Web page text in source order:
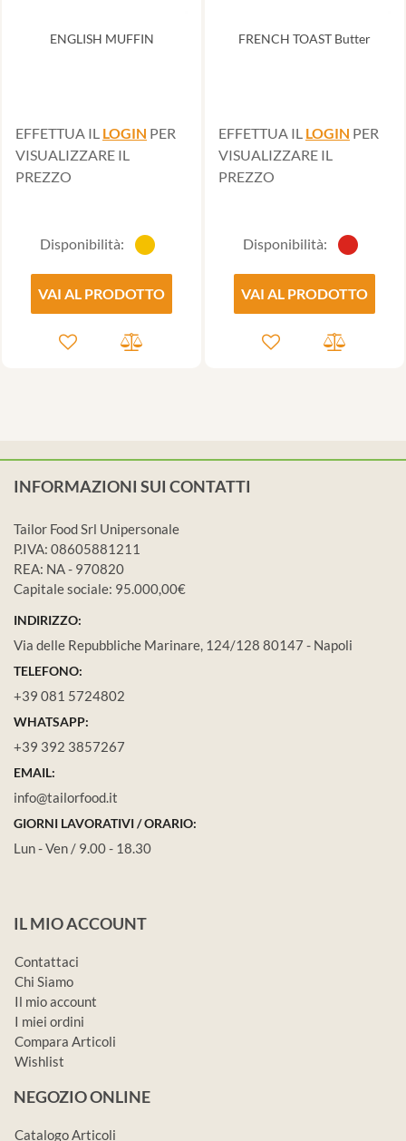
ENGLISH MUFFIN
EFFETTUA IL LOGIN PER
VISUALIZZARE IL
PREZZO
Disponibilità:
VAI AL PRODOTTO
FRENCH TOAST Butter
EFFETTUA IL LOGIN PER
VISUALIZZARE IL
PREZZO
Disponibilità:
VAI AL PRODOTTO
INFORMAZIONI SUI CONTATTI
Tailor Food Srl Unipersonale
P.IVA: 08605881211
REA: NA - 970820
Capitale sociale: 95.000,00€
INDIRIZZO:
Via delle Repubbliche Marinare, 124/128 80147 - Napoli
TELEFONO:
+39 081 5724802
WHATSAPP:
+39 392 3857267
EMAIL:
info@tailorfood.it
GIORNI LAVORATIVI / ORARIO:
Lun - Ven / 9.00 - 18.30
IL MIO ACCOUNT
Contattaci
Chi Siamo
Il mio account
I miei ordini
Compara Articoli
Wishlist
NEGOZIO ONLINE
Catalogo Articoli